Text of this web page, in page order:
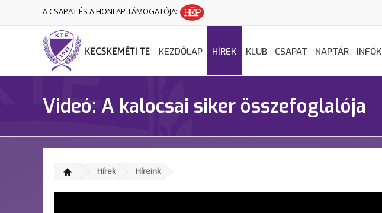
A CSAPAT ÉS A HONLAP TÁMOGATÓJA:
KEZDŐLAP HÍREK KLUB CSAPAT NAPTÁR INFÓK
Videó: A kalocsai siker összefoglalója
Hírek Híreink